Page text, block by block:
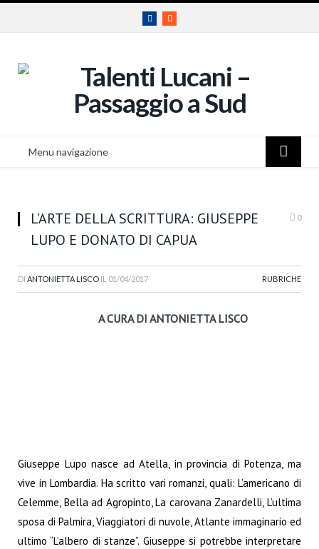
Facebook
RSS
Menu navigazione
L’ARTE DELLA SCRITTURA: GIUSEPPE
LUPO E DONATO DI CAPUA
0
DI ANTONIETTA LISCO IL 01/04/2017 RUBRICHE
A CURA DI ANTONIETTA LISCO
Giuseppe Lupo nasce ad Atella, in provincia di Potenza, ma
vive in Lombardia. Ha scritto vari romanzi, quali: L’americano di
Celemme, Bella ad Agropinto, La carovana Zanardelli, L’ultima
sposa di Palmira, Viaggiatori di nuvole, Atlante immaginario ed
ultimo “L’albero di stanze”. Giuseppe si potrebbe interpretare